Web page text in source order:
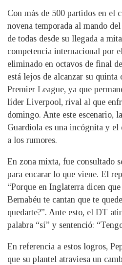
Con más de 500 partidos en el
novena temporada al mando
de todas desde su llegada a
competencia internacional por
eliminado en octavos de final
está lejos de alcanzar su quinta
Premier League, ya que
líder Liverpool, rival al que
domingo. Ante este escenario,
Guardiola es una incógnita y
a los rumores.
En zona mixta, fue consultado
para encarar lo que viene. El
“Porque en Inglaterra dicen
Bernabéu te cantan que te
quedarte?”. Ante esto, el DT
palabra “sí” y sentenció:
En referencia a estos logros,
que su plantel atraviesa un